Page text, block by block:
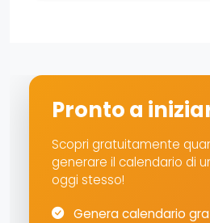
Pronto a
Scopri gratuitamente
generare il calendario di
oggi stesso!
Genera calendario